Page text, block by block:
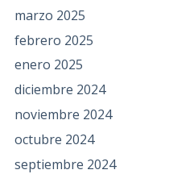
marzo 2025
febrero 2025
enero 2025
diciembre 2024
noviembre 2024
octubre 2024
septiembre 2024